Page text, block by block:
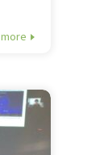
more